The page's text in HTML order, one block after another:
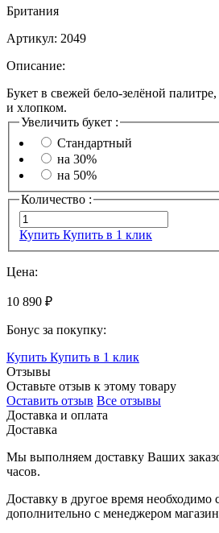
Британия
Артикул: 2049
Описание:
Букет в свежей бело-зелёной
и хлопком.
Увеличить букет :
Стандартный
на 30%
на 50%
Количество :
Купить Купить в 1 клик
Цена:
10 890 ₽
Бонус за покупку:
Купить Купить в 1 клик
Отзывы
Оставьте отзыв к этому товару
Оставить отзыв Все отзывы
Доставка и оплата
Доставка
Мы выполняем доставку Ваших
часов.
Доставку в другое время необходимо
дополнительно с менеджером